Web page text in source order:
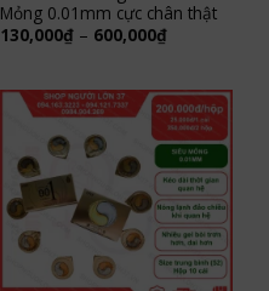
Mỏng 0.01mm cực chân thật
130,000₫ – 600,000₫Khoảng
đến
600,000₫